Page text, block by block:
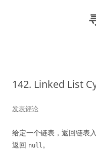
142. Linked List
发表评论
给定一个链表，返回链表
返回 null。